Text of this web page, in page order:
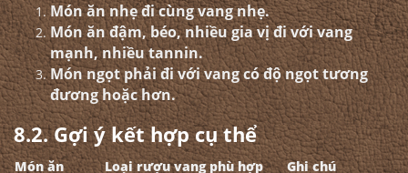
Món ăn nhẹ đi cùng vang nhẹ.
Món ăn đậm, béo, nhiều gia vị đi với vang
mạnh, nhiều tannin.
Món ngọt phải đi với vang có độ ngọt tương
đương hoặc hơn.
8.2. Gợi ý kết hợp cụ thể
Món ăn Loại rượu vang phù hợp
Ghi chú